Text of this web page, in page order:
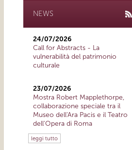
NEWS
24/07/2026
Call for Abstracts - La
vulnerabilità del patrimonio
culturale
23/07/2026
Mostra Robert Mapplethorpe,
collaborazione speciale tra il
Museo dell'Ara Pacis e il Teatro
dell'Opera di Roma
leggi tutto